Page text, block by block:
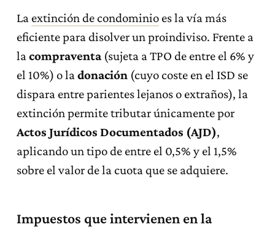
Laextinción de condominioes la vía más
eficiente para disolver un proindiviso. Frente a
lacompraventa (sujeta a TPO de entre el 6% y
el 10%) o ladonación (cuyo coste en el ISD se
dispara entre parientes lejanos o extraños), la
extinción permite tributar únicamente por
Actos Jurídicos Documentados (AJD),
aplicando un tipo de entre el 0,5% y el 1,5%
sobre el valor de la cuota que se adquiere.
Impuestos que intervienen en la